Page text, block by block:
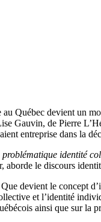
Québec devient un
Gauvin, de Pierre
entreprise dans la
problématique identité
aborde le discours
devient le concept
et l’identité
ainsi que sur la